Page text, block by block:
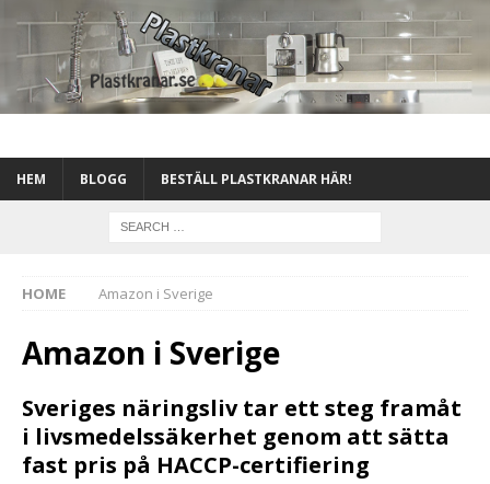
HEM BLOGG BESTÄLL PLASTKRANAR HÄR!
HOME Amazon i Sverige
Amazon i Sverige
Sveriges näringsliv tar ett steg framåt
i livsmedelssäkerhet genom att sätta
fast pris på HACCP-certifiering